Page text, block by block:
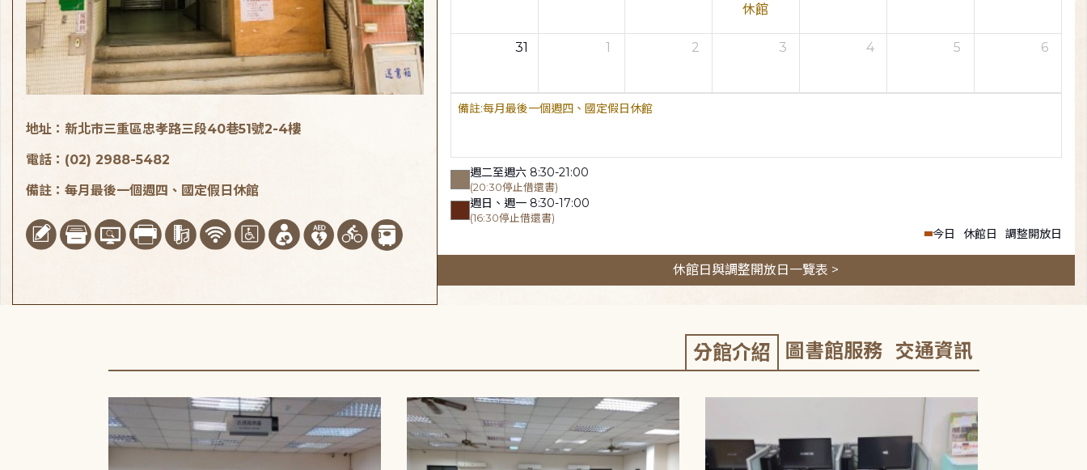
休館
31 1 2 3 4 5 6
每月最後一個週四、國定假日休館
週二至週六 8:30-21:00
(20:30停止借還書)
週日、週一 8:30-17:00
(16:30停止借還書)
今日 休館日 調整開放日
休館日與調整開放日一覽表 >
地址：新北市三重區忠孝路三段40巷51號2-4樓
電話：(02) 2988-5482
備註：每月最後一個週四、國定假日休館
分館介紹 圖書館服務 交通資訊